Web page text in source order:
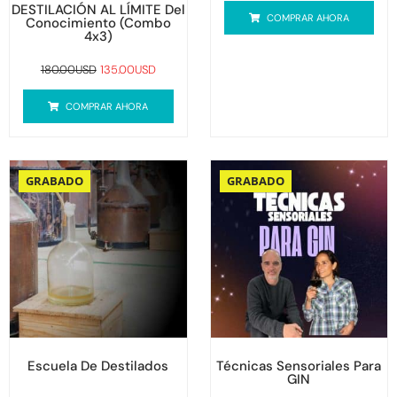
DESTILACIÓN AL LÍMITE Del
Conocimiento (combo
4x3)
180.00USD 135.00USD
COMPRAR AHORA
COMPRAR AHORA
GRABADO
Escuela De Destilados
El
precio
original
era:
actual
GRABADO
Técnicas Sensoriales Para
GIN